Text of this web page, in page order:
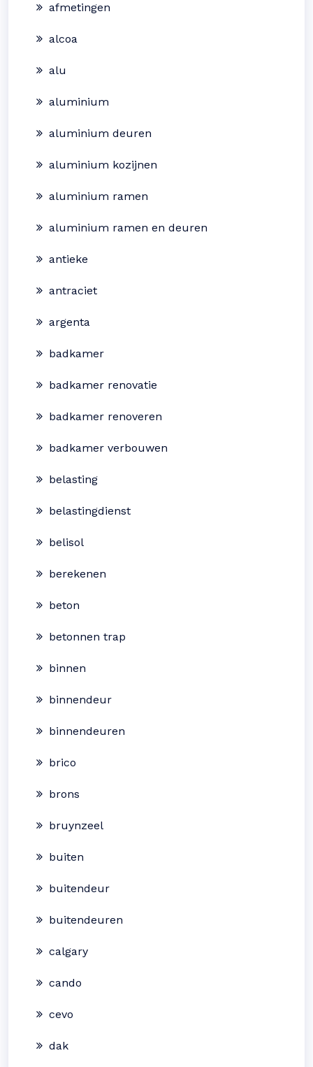
afmetingen
alcoa
alu
aluminium
aluminium deuren
aluminium kozijnen
aluminium ramen
aluminium ramen en deuren
antieke
antraciet
argenta
badkamer
badkamer renovatie
badkamer renoveren
badkamer verbouwen
belasting
belastingdienst
belisol
berekenen
beton
betonnen trap
binnen
binnendeur
binnendeuren
brico
brons
bruynzeel
buiten
buitendeur
buitendeuren
calgary
cando
cevo
dak